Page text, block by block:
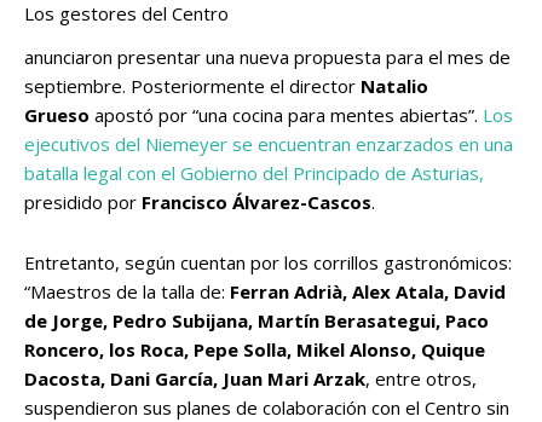
Los gestores del Centro
anunciaron presentar una nueva propuesta para el mes de
septiembre. Posteriormente el director Natalio
Grueso apostó por “una cocina para mentes abiertas”. Los
ejecutivos del Niemeyer se encuentran enzarzados en una
batalla legal con el Gobierno del Principado de Asturias,
presidido por Francisco Álvarez-Cascos.
Entretanto, según cuentan por los corrillos gastronómicos:
“Maestros de la talla de: Ferran Adrià, Alex Atala, David
de Jorge, Pedro Subijana, Martín Berasategui, Paco
Roncero, los Roca, Pepe Solla, Mikel Alonso, Quique
Dacosta, Dani García, Juan Mari Arzak, entre otros,
suspendieron sus planes de colaboración con el Centro sin